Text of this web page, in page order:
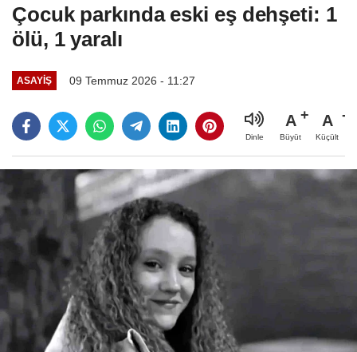
Çocuk parkında eski eş dehşeti: 1
ölü, 1 yaralı
ASAYIŞ 09 Temmuz 2026 - 11:27
Dinle
A
Büyüt
A
Küçült